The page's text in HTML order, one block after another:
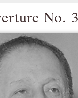
No. 3